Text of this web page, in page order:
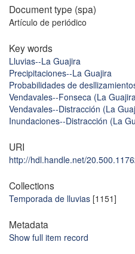
Document type (spa)
Artículo de periódico
Key words
Lluvias--La Guajira
Precipitaciones--La Guajira
Probabilidades de
Vendavales--Fonseca (La
Vendavales--Distracción (La
Inundaciones--Distracción (La
URI
http://hdl.handle.net/
Collections
Temporada de lluvias [1151]
Metadata
Show full item record